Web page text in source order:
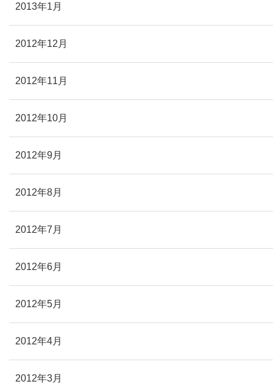
2013年1月
2012年12月
2012年11月
2012年10月
2012年9月
2012年8月
2012年7月
2012年6月
2012年5月
2012年4月
2012年3月